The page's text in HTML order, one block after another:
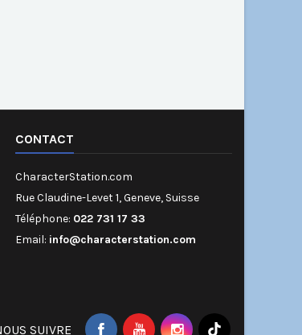
CONTACT
CharacterStation.com
Rue Claudine-Levet 1, Geneve, Suisse
Téléphone: 022 731 17 33
Email: info@characterstation.com
SUIVRE